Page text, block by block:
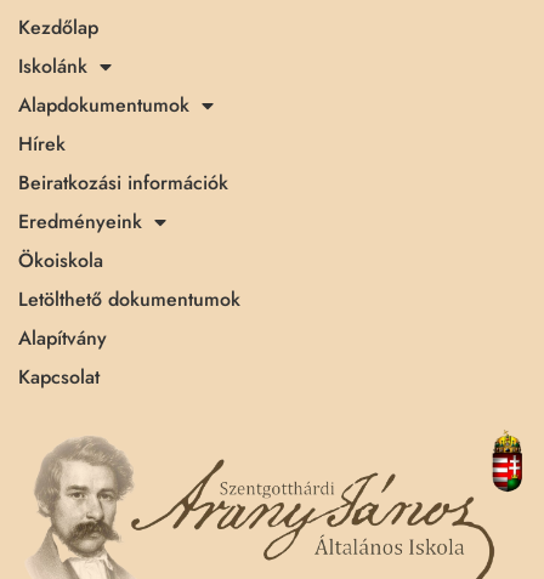
Kezdőlap
Iskolánk
Alapdokumentumok
Hírek
Beiratkozási információk
Eredményeink
Ökoiskola
Letölthető dokumentumok
Alapítvány
Kapcsolat